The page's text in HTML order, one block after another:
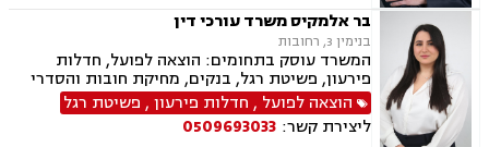
בר אלמקיס משרד עורכי דין
בנימין 3, רחובות
המשרד עוסק בתחומים: הוצאה לפועל, חדלות
פירעון, פשיטת רגל, בנקים, מחיקת חובות והסדרי
חוב, דיני משפחה, גישור במשפחה, ידועים בציבור,
הסכמי ממון, מזונות, משמורת, גירושין, חלוקת רכוש,
זמני שהות, ניכור הורי
הוצאה לפועל , חדלות פירעון, פשיטת רגל
ליצירת קשר: 0509693033